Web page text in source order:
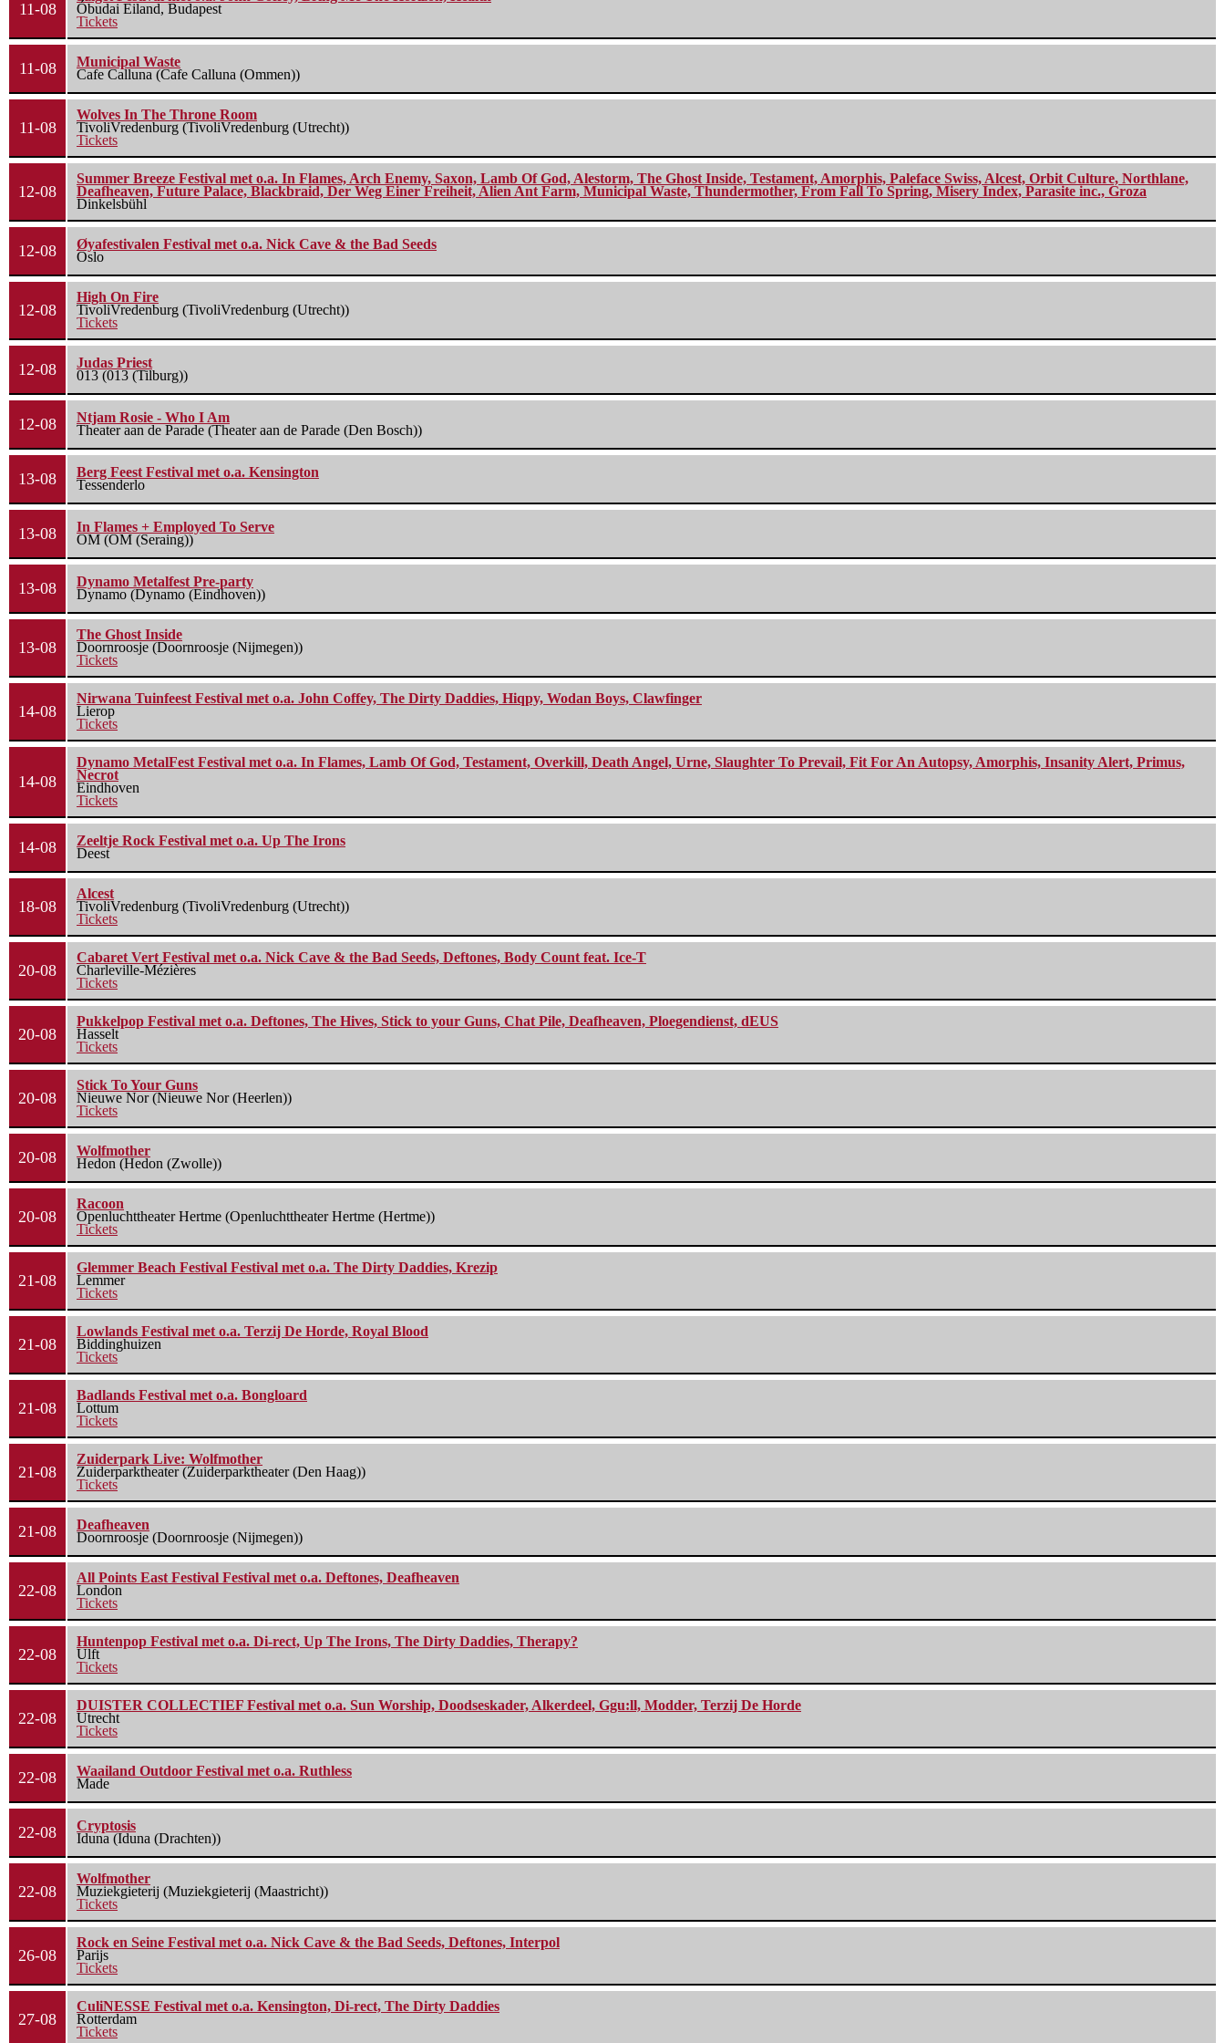
11-08
Óbudai Eiland, Budapest
Tickets
11-08
Municipal Waste
Cafe Calluna (Cafe Calluna (Ommen))
11-08
Wolves In The Throne Room
TivoliVredenburg (TivoliVredenburg (Utrecht))
Tickets
12-08
Summer Breeze Festival met o.a. In Flames, Arch Enemy, Saxon, Lamb Of God, Alestorm, The Ghost Inside, Testament, Amorphis, Paleface Swiss, Alcest, Orbit Culture, Northlane,
Deafheaven, Future Palace, Blackbraid, Der Weg Einer Freiheit, Alien Ant Farm, Municipal Waste, Thundermother, From Fall To Spring, Misery Index, Parasite inc., Groza
Dinkelsbühl
12-08
Øyafestivalen Festival met o.a. Nick Cave & the Bad Seeds
Oslo
12-08
High On Fire
TivoliVredenburg (TivoliVredenburg (Utrecht))
Tickets
12-08
Judas Priest
013 (013 (Tilburg))
12-08
Ntjam Rosie - Who I Am
Theater aan de Parade (Theater aan de Parade (Den Bosch))
13-08
Berg Feest Festival met o.a. Kensington
Tessenderlo
13-08
In Flames + Employed To Serve
OM (OM (Seraing))
13-08
Dynamo Metalfest Pre-party
Dynamo (Dynamo (Eindhoven))
13-08
The Ghost Inside
Doornroosje (Doornroosje (Nijmegen))
Tickets
14-08
Nirwana Tuinfeest Festival met o.a. John Coffey, The Dirty Daddies, Hiqpy, Wodan Boys, Clawfinger
Lierop
Tickets
14-08
Dynamo MetalFest Festival met o.a. In Flames, Lamb Of God, Testament, Overkill, Death Angel, Urne, Slaughter To Prevail, Fit For An Autopsy, Amorphis, Insanity Alert, Primus,
Necrot
Eindhoven
Tickets
14-08
Zeeltje Rock Festival met o.a. Up The Irons
Deest
18-08
Alcest
TivoliVredenburg (TivoliVredenburg (Utrecht))
Tickets
20-08
Cabaret Vert Festival met o.a. Nick Cave & the Bad Seeds, Deftones, Body Count feat. Ice-T
Charleville-Mézières
Tickets
20-08
Pukkelpop Festival met o.a. Deftones, The Hives, Stick to your Guns, Chat Pile, Deafheaven, Ploegendienst, dEUS
Hasselt
Tickets
20-08
Stick To Your Guns
Nieuwe Nor (Nieuwe Nor (Heerlen))
Tickets
20-08
Wolfmother
Hedon (Hedon (Zwolle))
20-08
Racoon
Openluchttheater Hertme (Openluchttheater Hertme (Hertme))
Tickets
21-08
Glemmer Beach Festival Festival met o.a. The Dirty Daddies, Krezip
Lemmer
Tickets
21-08
Lowlands Festival met o.a. Terzij De Horde, Royal Blood
Biddinghuizen
Tickets
21-08
Badlands Festival met o.a. Bongloard
Lottum
Tickets
21-08
Zuiderpark Live: Wolfmother
Zuiderparktheater (Zuiderparktheater (Den Haag))
Tickets
21-08
Deafheaven
Doornroosje (Doornroosje (Nijmegen))
22-08
All Points East Festival Festival met o.a. Deftones, Deafheaven
London
Tickets
22-08
Huntenpop Festival met o.a. Di-rect, Up The Irons, The Dirty Daddies, Therapy?
Ulft
Tickets
22-08
DUISTER COLLECTIEF Festival met o.a. Sun Worship, Doodseskader, Alkerdeel, Ggu:ll, Modder, Terzij De Horde
Utrecht
Tickets
22-08
Waailand Outdoor Festival met o.a. Ruthless
Made
22-08
Cryptosis
Iduna (Iduna (Drachten))
22-08
Wolfmother
Muziekgieterij (Muziekgieterij (Maastricht))
Tickets
26-08
Rock en Seine Festival met o.a. Nick Cave & the Bad Seeds, Deftones, Interpol
Parijs
Tickets
27-08
CuliNESSE Festival met o.a. Kensington, Di-rect, The Dirty Daddies
Rotterdam
Tickets